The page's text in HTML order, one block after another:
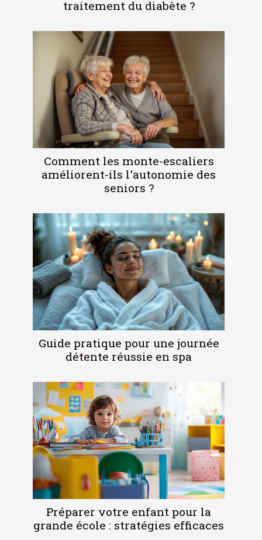
traitement du diabète ?
Comment les monte-escaliers
améliorent-ils l'autonomie des
seniors ?
Guide pratique pour une journée
détente réussie en spa
Préparer votre enfant pour la
grande école : stratégies efficaces